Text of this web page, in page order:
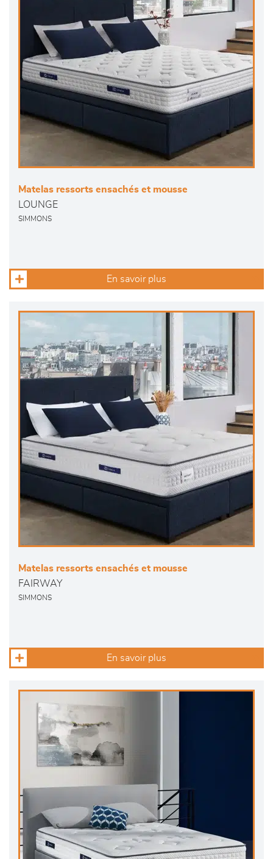
Matelas ressorts ensachés et mousse
LOUNGE
SIMMONS
En savoir plus
Matelas ressorts ensachés et mousse
FAIRWAY
SIMMONS
En savoir plus